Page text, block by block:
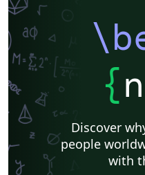
{
Discover
people
with